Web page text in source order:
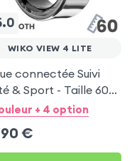
WIKO VIEW 4 LITE
connectée Suivi
& Sport - Taille 60
+ 4 option
€